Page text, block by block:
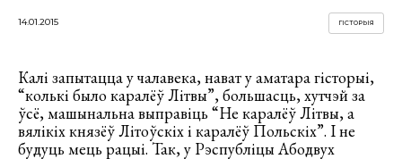
14.01.2015 ГІСТОРЫЯ
Калі запытацца у чалавека, нават у аматара гісторыі,
“колькі было каралёў Літвы”, большасць, хутчэй за
ўсё, машынальна выправіць “Не каралёў Літвы, а
вялікіх князёў Літоўскіх і каралёў Польскіх”. І не
будуць мець рацыі. Так, у Рэспубліцы Абодвух